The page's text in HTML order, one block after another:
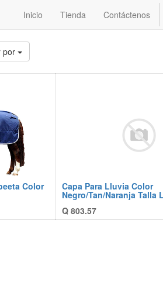
Inicio Tienda Contáctenos
por
Color Capa Para Lluvia Color
Negro/Tan/Naranja Talla L
Q 803.57